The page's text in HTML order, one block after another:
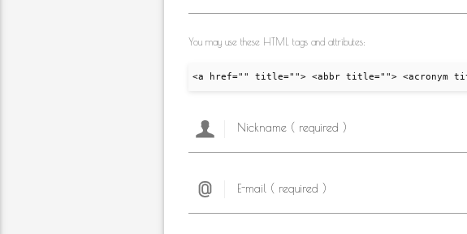
You may use these HTML tags and attributes:
<a href="" title=""> <abbr title=""> <acronym